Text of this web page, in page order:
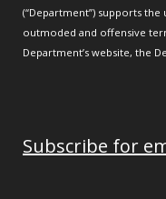
(“Department”) supports the
outmoded and offensive
Department’s website, the
Subscribe for